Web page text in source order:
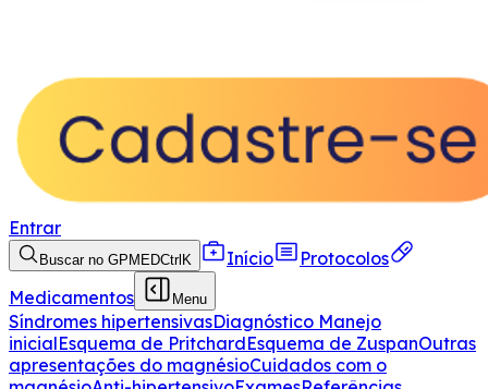
Entrar
Buscar no GPMEDCtrl K Início
Protocolos
Medicamentos
Menu
Síndromes hipertensivasDiagnóstico Manejo
inicialEsquema de PritchardEsquema de ZuspanOutras
apresentações do magnésioCuidados com o